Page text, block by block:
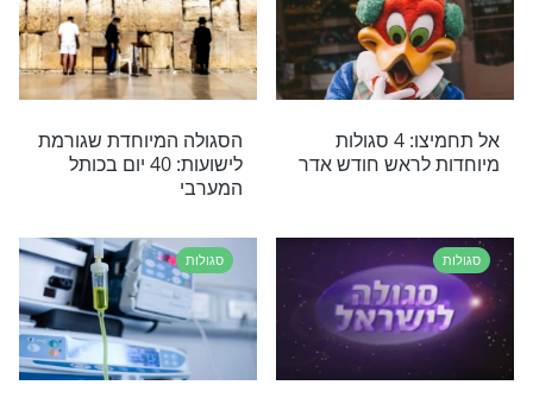
אלו המילים
ישועה פרטית
סגולות
זו הסגולה להיפטר מהקשיים